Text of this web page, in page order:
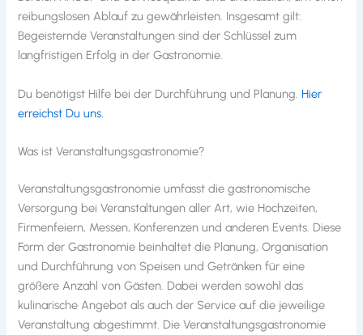
reibungslosen Ablauf zu gewährleisten. Insgesamt gilt:
Begeisternde Veranstaltungen sind der Schlüssel zum
langfristigen Erfolg in der Gastronomie.
Du benötigst Hilfe bei der Durchführung und Planung.Hier
erreichst Du uns.
Was ist Veranstaltungsgastronomie?
Veranstaltungsgastronomie umfasst die gastronomische
Versorgung bei Veranstaltungen aller Art, wie Hochzeiten,
Firmenfeiern, Messen, Konferenzen und anderen Events. Diese
Form der Gastronomie beinhaltet die Planung, Organisation
und Durchführung von Speisen und Getränken für eine
größere Anzahl von Gästen. Dabei werden sowohl das
kulinarische Angebot als auch der Service auf die jeweilige
Veranstaltung abgestimmt. Die Veranstaltungsgastronomie